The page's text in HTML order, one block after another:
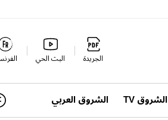
الجريدة البث الحي
الشروق TV الشروق العربي